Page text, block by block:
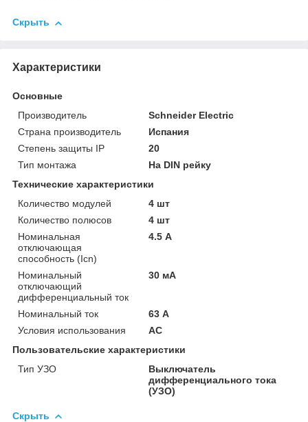
Скрыть
Характеристики
Основные
Производитель
Schneider Electric
Страна производитель
Испания
Степень защиты IP
20
Тип монтажа
На DIN рейку
Технические характеристики
Количество модулей
4 шт
Количество полюсов
4 шт
Номинальная
отключающая
способность (Icn)
4.5 А
Номинальный
отключающий
дифференциальный ток
30 мА
Номинальный ток
63 А
Условия использования
АС
Пользовательские характеристики
Тип УЗО
Выключатель
дифференциального тока
(УЗО)
Скрыть